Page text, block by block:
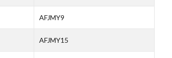
AFJMY9
AFJMY15